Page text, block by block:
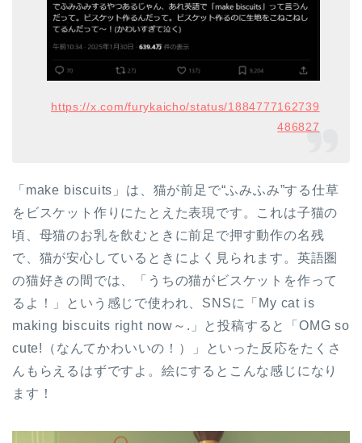
https://x.com/furykaicho/status/1884777162739
486827
「make biscuits」は、猫が前足で“ふみふみ”する仕草
をビスケット作りにたとえた表現です。これは子猫の
頃、母猫のお乳を飲むときに前足で押す動作の名残
で、猫が安心しているときによく見られます。英語圏
の猫好きの間では、「うちの猫がビスケットを作って
るよ！」という感じで使われ、SNSに「My cat is
making biscuits right now～.」と投稿すると「OMG so
cute!（なんてかわいいの！）」といった反応をたくさ
んもらえるはずですよ。絵にするとこんな感じになり
ます！